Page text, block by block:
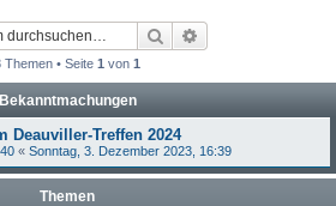
Suche
Themen • Seite 1 von 1
Bekanntmachungen
Deauviller-Treffen 2024
« Sonntag, 3. Dezember 2023, 16:39
Themen